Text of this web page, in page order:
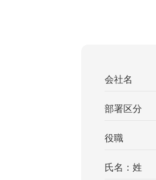
会社名
部署区分
役職
氏名：姓